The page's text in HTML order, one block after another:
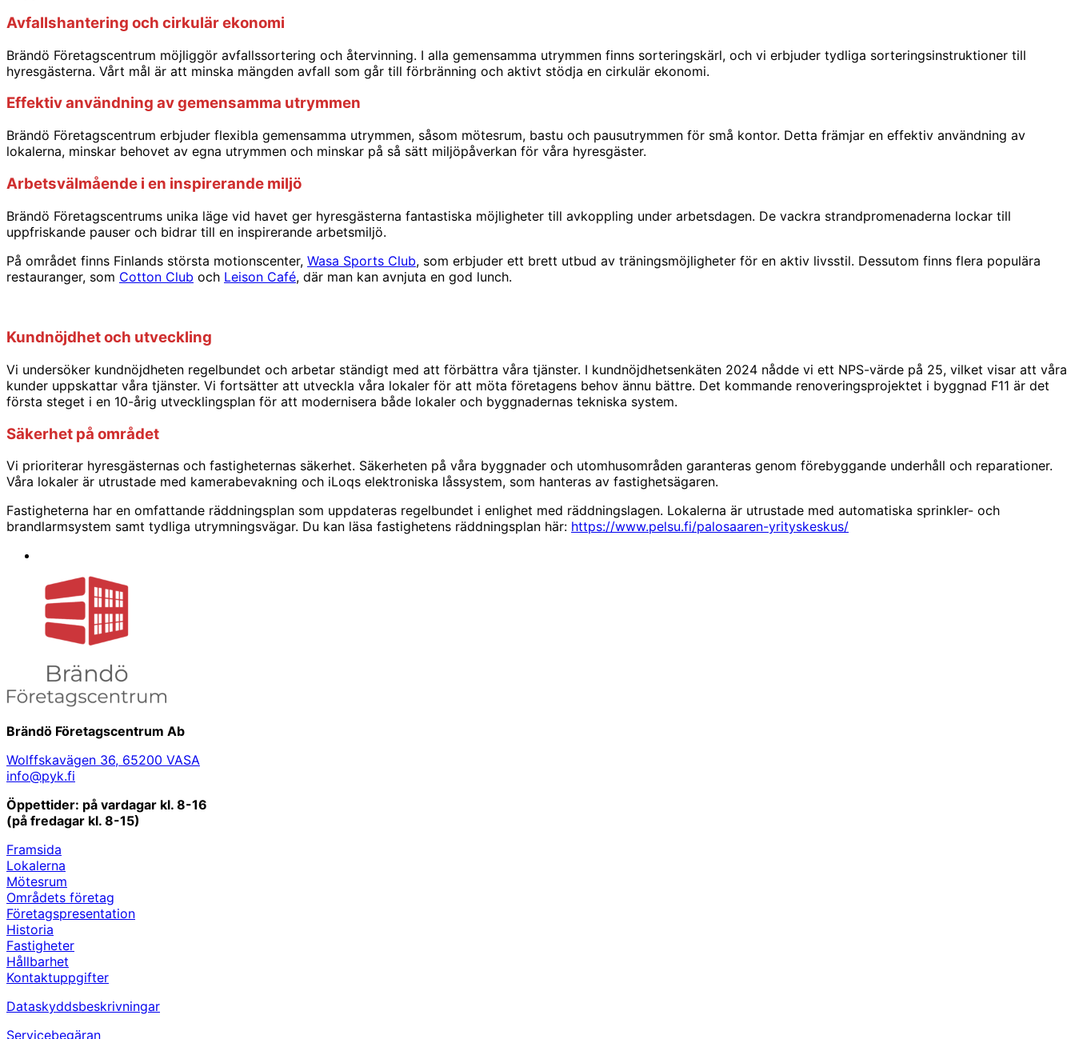
Avfallshantering och cirkulär ekonomi
Brändö Företagscentrum möjliggör avfallssortering och återvinning. I alla gemensamma utrymmen finns sorteringskärl, och vi erbjuder tydliga sorteringsinstruktioner till
hyresgästerna. Vårt mål är att minska mängden avfall som går till förbränning och aktivt stödja en cirkulär ekonomi.
Effektiv användning av gemensamma utrymmen
Brändö Företagscentrum erbjuder flexibla gemensamma utrymmen, såsom mötesrum, bastu och pausutrymmen för små kontor. Detta främjar en effektiv användning av
lokalerna, minskar behovet av egna utrymmen och minskar på så sätt miljöpåverkan för våra hyresgäster.
Arbetsvälmående i en inspirerande miljö
Brändö Företagscentrums unika läge vid havet ger hyresgästerna fantastiska möjligheter till avkoppling under arbetsdagen. De vackra strandpromenaderna lockar till
uppfriskande pauser och bidrar till en inspirerande arbetsmiljö.
På området finns Finlands största motionscenter, Wasa Sports Club, som erbjuder ett brett utbud av träningsmöjligheter för en aktiv livsstil. Dessutom finns flera populära
restauranger, som Cotton Club och Leison Café, där man kan avnjuta en god lunch.
Kundnöjdhet och utveckling
Vi undersöker kundnöjdheten regelbundet och arbetar ständigt med att förbättra våra tjänster. I kundnöjdhetsenkäten 2024 nådde vi ett NPS-värde på 25, vilket visar att våra
kunder uppskattar våra tjänster. Vi fortsätter att utveckla våra lokaler för att möta företagens behov ännu bättre. Det kommande renoveringsprojektet i byggnad F11 är det
första steget i en 10-årig utvecklingsplan för att modernisera både lokaler och byggnadernas tekniska system.
Säkerhet på området
Vi prioriterar hyresgästernas och fastigheternas säkerhet. Säkerheten på våra byggnader och utomhusområden garanteras genom förebyggande underhåll och reparationer.
Våra lokaler är utrustade med kamerabevakning och iLoqs elektroniska låssystem, som hanteras av fastighetsägaren.
Fastigheterna har en omfattande räddningsplan som uppdateras regelbundet i enlighet med räddningslagen. Lokalerna är utrustade med automatiska sprinkler- och
brandlarmsystem samt tydliga utrymningsvägar. Du kan läsa fastighetens räddningsplan här: https://www.pelsu.fi/palosaaren-yrityskeskus/
Brändö Företagscentrum Ab
Wolffskavägen 36, 65200 VASA
info@pyk.fi
Öppettider: på vardagar kl. 8-16
(på fredagar kl. 8-15)
Framsida
Lokalerna
Mötesrum
Områdets företag
Företagspresentation
Historia
Fastigheter
Hållbarhet
Kontaktuppgifter
Dataskyddsbeskrivningar
Servicebegäran